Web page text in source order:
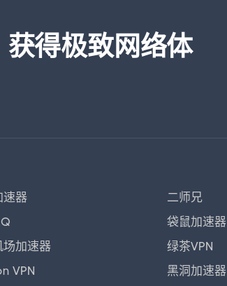
得极致网络体
速器
场加速器
VPN
二师兄
袋鼠加速器
绿茶VPN
黑洞加速器